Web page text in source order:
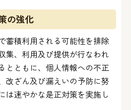
の強化
蓄積利用される可能性を排除
集、利用及び提供が行なわれ
とともに、個人情報への不正
改ざん及び漏えいの予防に努
は速やかな是正対策を実施し